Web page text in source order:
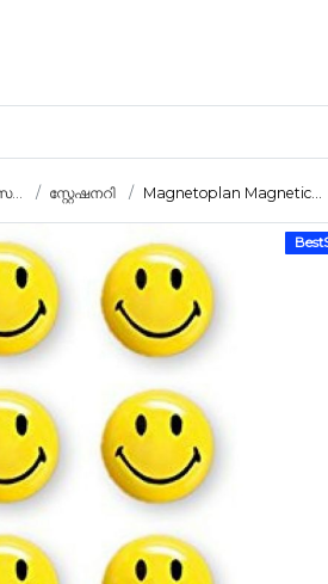
popular
മെറ്റീരിയലുകൾ
സാമഗ്രികൾ
മെറ്റീരിയലുകൾ
മെറ്റീരിയലുകൾ
& കരകൗശല ഉപകരണങ്ങൾ
പോസ്റ്റർ
സ്റ്റേഷനറി Magnetoplan Magnetic...